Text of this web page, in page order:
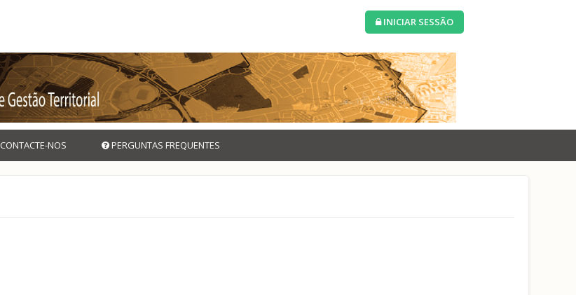
INICIAR SESSÃO
CONTACTE-NOS PERGUNTAS FREQUENTES